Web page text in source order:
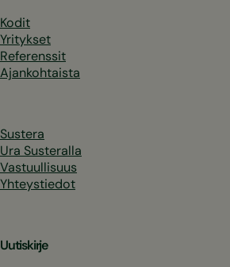
Kodit
Yritykset
Referenssit
Ajankohtaista
Sustera
Ura Susteralla
Vastuullisuus
Yhteystiedot
Uutiskirje